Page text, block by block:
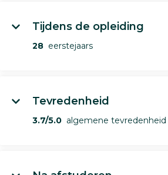
Tijdens de opleiding
28 eerstejaars
Tevredenheid
3.7/5.0 algemene tevredenheid